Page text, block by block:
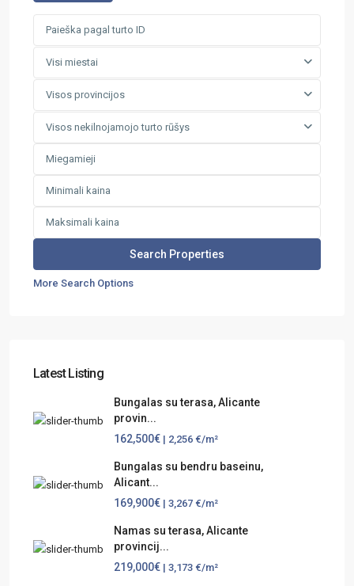
Visi miestai
Visos provincijos
Visos nekilnojamojo turto rūšys
More Search Options
Latest Listing
Bungalas su terasa, Alicante
provin...
162,500€ | 2,256 €/m²
Bungalas su bendru baseinu,
Alicant...
169,900€ | 3,267 €/m²
Namas su terasa, Alicante
provincij...
219,000€ | 3,173 €/m²